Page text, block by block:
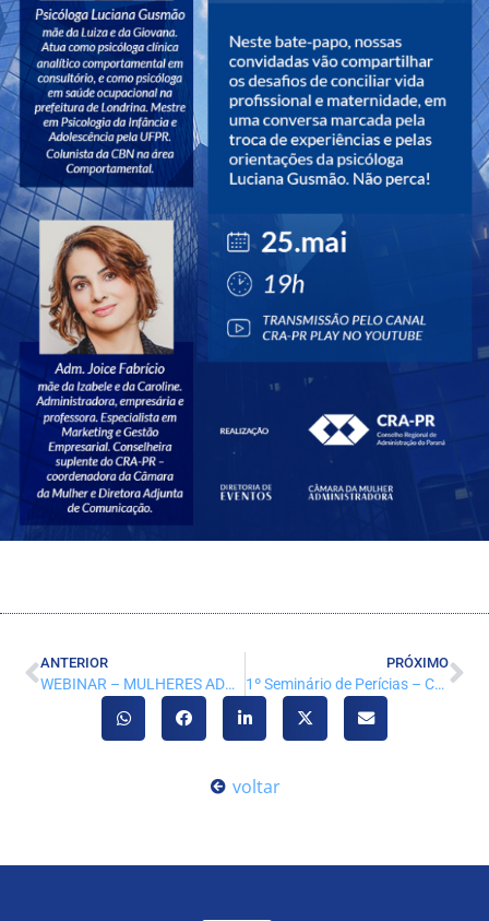
ANTERIOR
WEBINAR – MULHERES ADMINISTRADORAS: Cubo ESG – Compliance Sustentável
PRÓXIMO
1º Seminário de Perícias – Confira como foi!
voltar